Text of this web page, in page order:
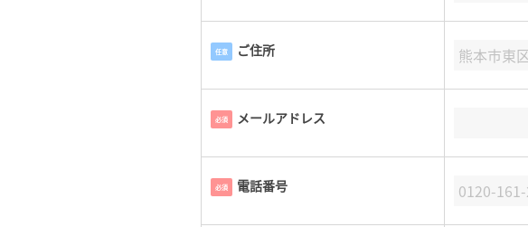
任意 ご住所
必須 メールアドレス
必須 電話番号